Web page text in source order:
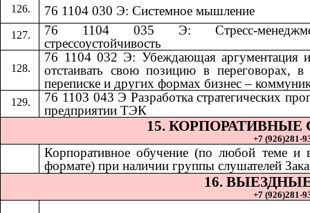
76 1104 030 Э: Системное мышление
76 1104 035 Э: Стресс-
стрессоустойчивость
76 1104 032 Э: Убеждающая аргументация
отстаивать свою позицию в переговорах, в
переписке и других формах бизнес –
76 1103 043 Э Разработка стратегических
предприятии ТЭК
15.
+7 (926)281-
Корпоративное обучение (по любой теме и
формате) при наличии группы слушателей
16.
+7 (926)281-